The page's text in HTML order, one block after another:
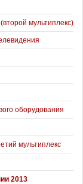
мультиплекс)
оборудования
мультиплекс
2013